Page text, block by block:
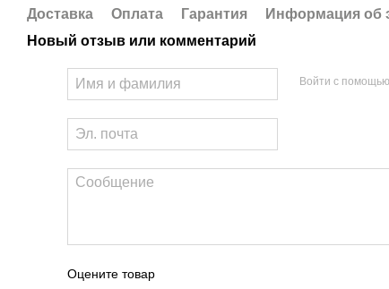
Доставка Оплата Гарантия
Информация об
Новый отзыв или комментарий
Войти с помощью
Оцените товар